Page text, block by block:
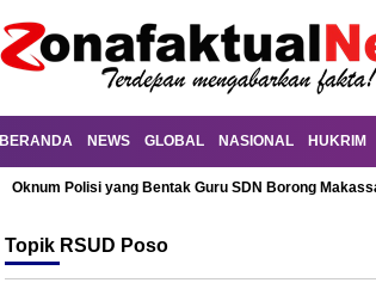
BERANDA NEWS GLOBAL NASIONAL HUKRIM
Oknum Polisi yang Bentak Guru SDN Borong
Topik RSUD Poso